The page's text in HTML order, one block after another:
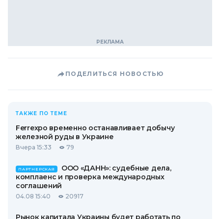
ПОДЕЛИТЬСЯ НОВОСТЬЮ
ТАКЖЕ ПО ТЕМЕ
Ferrexpo временно останавливает добычу
железной руды в Украине
Вчера 15:33 79
ПАРТНЕРСКАЯ
ООО «ДАНН»: судебные дела,
комплаенс и проверка международных
соглашений
04.08 15:40 20917
Рынок капитала Украины будет работать по